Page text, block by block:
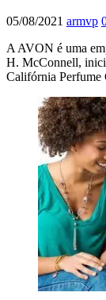
05/08/2021 armvp
A AVON é uma
H. McConnell,
Califórnia Perfume